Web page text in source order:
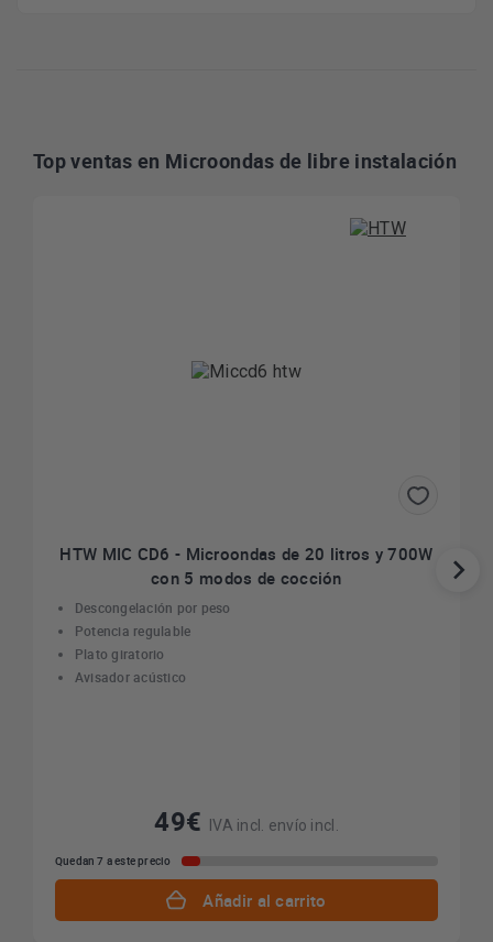
Top ventas en Microondas de libre instalación
HTW MIC CD6 - Microondas de 20 litros y 700W
con 5 modos de cocción
Descongelación por peso
Potencia regulable
Plato giratorio
Avisador acústico
49€ IVA incl. envío incl.
Quedan 7 a este precio
Añadir al carrito